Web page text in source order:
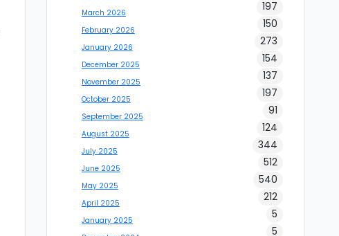
197
March 2026
150
February 2026
273
January 2026
154
December 2025
137
November 2025
197
October 2025
91
September 2025
124
August 2025
344
July 2025
512
June 2025
540
May 2025
212
April 2025
5
January 2025
5